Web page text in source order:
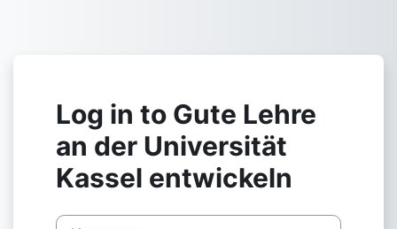
Log in to Gute Lehre
an der Universität
Kassel entwickeln
Username